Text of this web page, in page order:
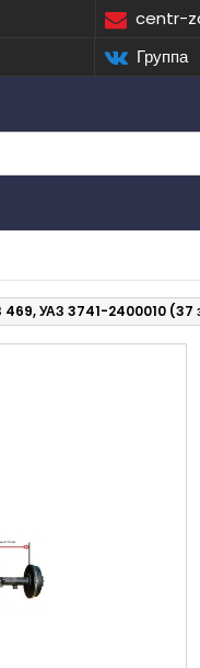
centr-
Группа
469, УАЗ 3741-2400010 (37